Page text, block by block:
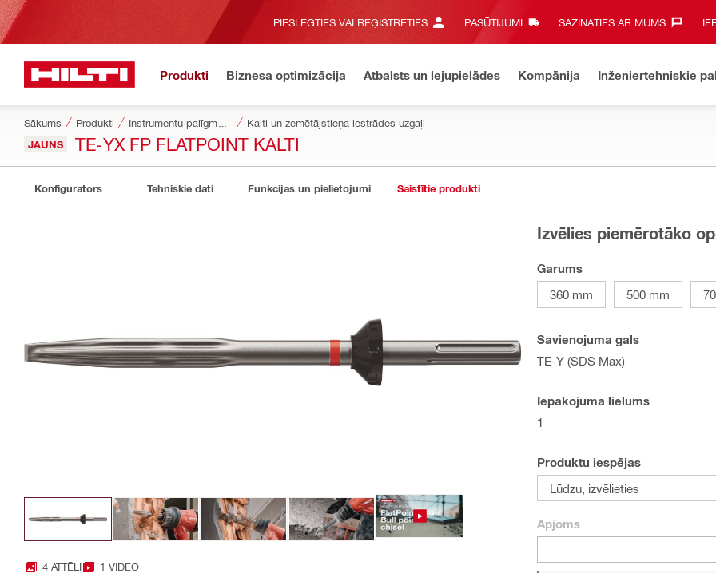
PIESLĒGTIES VAI REĢISTRĒTIES PASŪTĪJUMI SAZINĀTIES AR MUMS‎
Produkti Biznesa optimizācija Atbalsts un lejupielādes Kompānija Inženiertehniskie
Sākums Produkti Kalti un zemētājstieņa iestrādes uzgaļi
JAUNS TE-YX FP FLATPOINT KALTI
Konfigurators Tehniskie dati Funkcijas un pielietojumi Saistītie produkti
4 ATTĒLI 1 VIDEO
Izvēlies piemērotāko
Garums
360 mm
500 mm
Savienojuma gals
TE-Y (SDS Max)
Iepakojuma lielums
1
Produktu iespējas
Lūdzu, izvēlieties
Apjoms